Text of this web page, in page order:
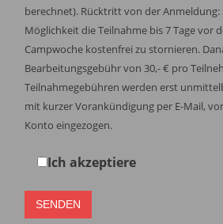
berechnet). Rücktritt von der Anmeldung:
Möglichkeit die Teilnahme bis 7 Tage vor
Campwoche kostenfrei zu stornieren.
Bearbeitungsgebühr von 30,- € pro
Teilnahmegebühren werden erst
mit kurzer Vorankündigung per E-Mail,
Konto eingezogen.
Ich akzeptiere